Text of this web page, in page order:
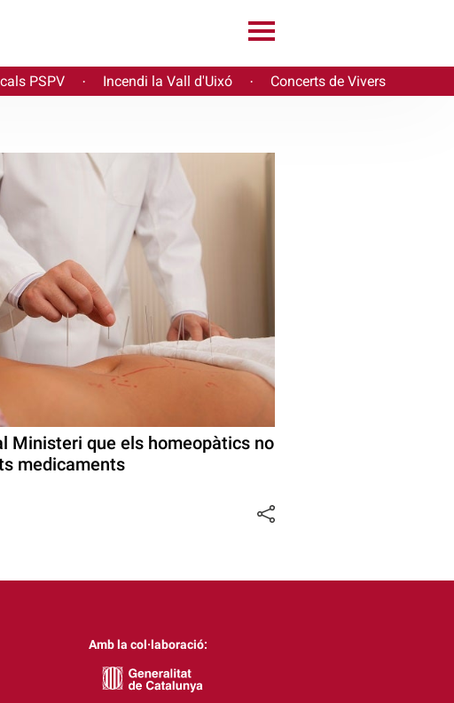
PSPV · Incendi la Vall d'Uixó · Concerts de Vivers
Ministeri que els homeopàtics no
medicaments
Amb la col·laboració: